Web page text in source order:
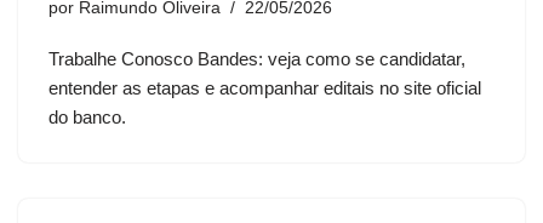
por Raimundo Oliveira 22/05/2026
Trabalhe Conosco Bandes: veja como se candidatar,
entender as etapas e acompanhar editais no site oficial
do banco.